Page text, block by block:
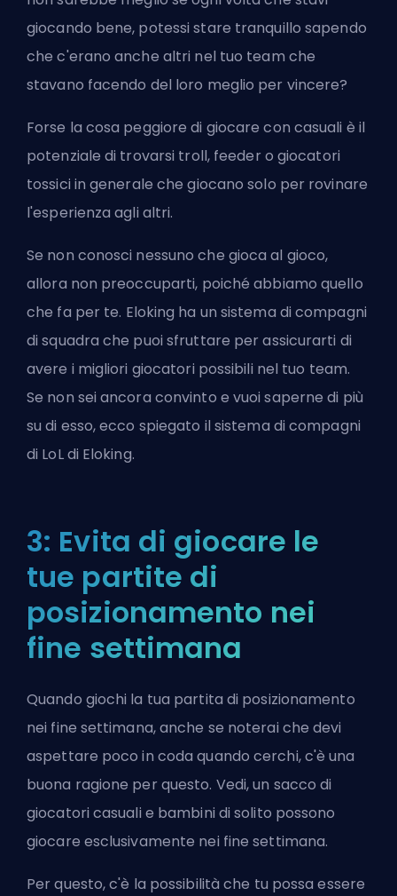
giocando bene, potessi stare tranquillo sapendo
che c'erano anche altri nel tuo team che
stavano facendo del loro meglio per vincere?
Forse la cosa peggiore di giocare con casuali è il
potenziale di trovarsi troll, feeder o giocatori
tossici in generale che giocano solo per rovinare
l'esperienza agli altri.
Se non conosci nessuno che gioca al gioco,
allora non preoccuparti, poiché abbiamo quello
che fa per te. Eloking ha un sistema di compagni
di squadra che puoi sfruttare per assicurarti di
avere i migliori giocatori possibili nel tuo team.
Se non sei ancora convinto e vuoi saperne di più
su di esso, ecco spiegato il sistema di compagni
di LoL di Eloking.
3: Evita di giocare le
tue partite di
posizionamento nei
fine settimana
Quando giochi la tua partita di posizionamento
nei fine settimana, anche se noterai che devi
aspettare poco in coda quando cerchi, c'è una
buona ragione per questo. Vedi, un sacco di
giocatori casuali e bambini di solito possono
giocare esclusivamente nei fine settimana.
Per questo, c'è la possibilità che tu possa essere